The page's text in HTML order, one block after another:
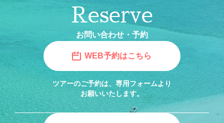
Reserve
お問い合わせ・予約
WEB予約はこちら
ツアーのご予約は、専用フォームより
お願いいたします。